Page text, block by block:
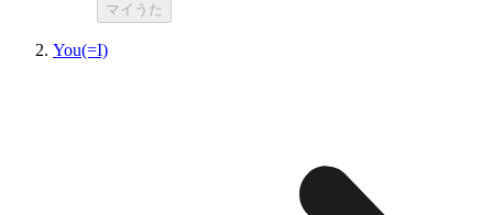
マイうた
You(=I)